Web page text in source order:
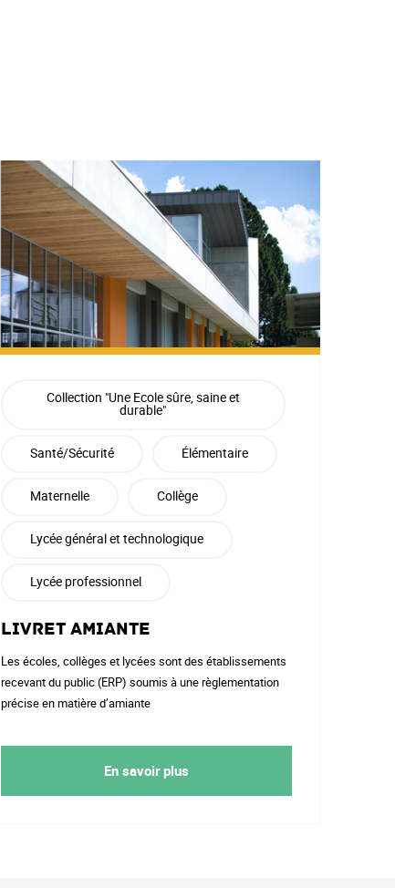
Collection "Une Ecole sûre, saine et
durable"
Santé/Sécurité Élémentaire
Maternelle Collège
Lycée général et technologique
Lycée professionnel
Livret Amiante
Les écoles, collèges et lycées sont des établissements
recevant du public (ERP) soumis à une règlementation
précise en matière d’amiante
En savoir plus